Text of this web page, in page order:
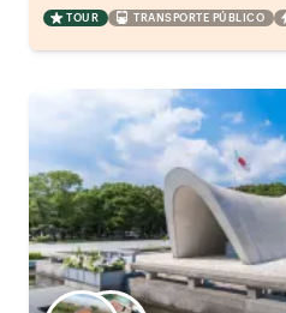
TOUR TRANSPORTE PÚBLICO